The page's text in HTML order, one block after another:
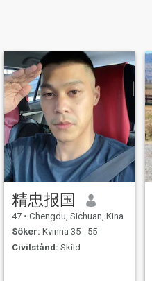
精忠报国
47 • Chengdu, Sichuan, Kina
Söker: Kvinna 35 - 55
Civilstånd: Skild